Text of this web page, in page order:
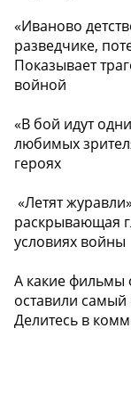
️«Иваново
разведчике,
Показывает
войной
️«В бой идут
любимых
героях
«Летят
раскрывающая
условиях войны
А какие фильмы
оставили самый
Делитесь в